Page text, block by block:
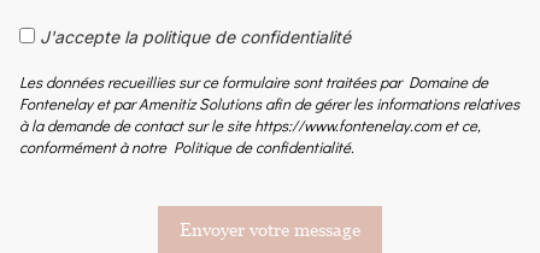
J'accepte la politique de confidentialité
Les données recueillies sur ce formulaire sont traitées par Domaine de
Fontenelay et par Amenitiz Solutions afin de gérer les informations relatives
à la demande de contact sur le site https://www.fontenelay.com et ce,
conformément à notre Politique de confidentialité.